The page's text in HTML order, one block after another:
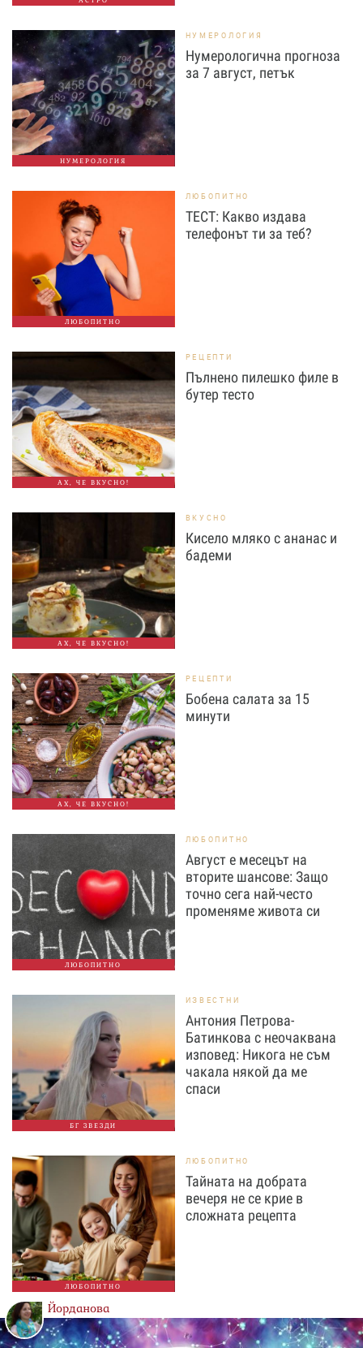
НУМЕРОЛОГИЯ
НУМЕРОЛОГИЯ
Нумерологична прогноза
за 7 август, петък
ЛЮБОПИТНО
ЛЮБОПИТНО
ТЕСТ: Какво издава
телефонът ти за теб?
АХ, ЧЕ ВКУСНО!
РЕЦЕПТИ
Пълнено пилешко филе в
бутер тесто
АХ, ЧЕ ВКУСНО!
ВКУСНО
Кисело мляко с ананас и
бадеми
АХ, ЧЕ ВКУСНО!
РЕЦЕПТИ
Бобена салата за 15
минути
ЛЮБОПИТНО
ЛЮБОПИТНО
Август е месецът на
вторите шансове: Защо
точно сега най-често
променяме живота си
БГ ЗВЕЗДИ
ИЗВЕСТНИ
Антония Петрова-
Батинкова с неочаквана
изповед: Никога не съм
чакала някой да ме
спаси
ЛЮБОПИТНО
ЛЮБОПИТНО
Тайната на добрата
вечеря не се крие в
сложната рецепта
Йорданова